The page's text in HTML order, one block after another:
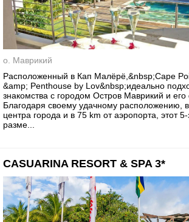
о. Маврикий
Расположенный в Кап Малёрё,&nbsp;Cape
&amp; Penthouse by Lov&nbsp;идеально
знакомства с городом Остров Маврикий и его
Благодаря своему удачному расположению,
центра города и в 75 km от аэропорта, этот
разме...
CASUARINA RESORT & SPA 3*